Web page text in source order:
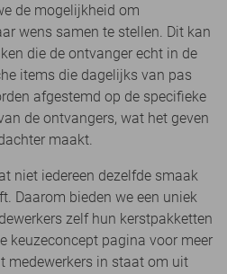
de mogelijkheid om
wens samen te stellen. Dit kan
die de ontvanger echt in de
items die dagelijks van pas
afgestemd op de specifieke
de ontvangers, wat het geven
maakt.
niet iedereen dezelfde smaak
Daarom bieden we een uniek
zelf hun kerstpakketten
keuzeconcept pagina voor meer
medewerkers in staat om uit